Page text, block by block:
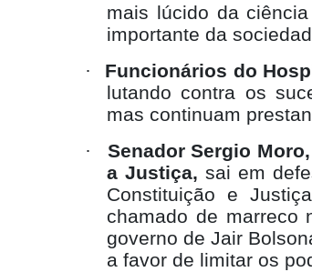
mais lúcido da
importante da
·
Funcionários do
lutando contra os
mas continuam
·
Senador Sergio
a Justiça,sai em
Constituição e
chamado de marreco
governo de Jair
a favor de limitar os